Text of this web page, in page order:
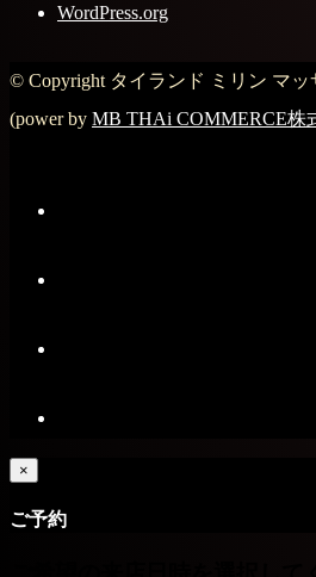
WordPress.org
© Copyright タイランド ミリン マッ
(power by MB THAi COMMERCE株
×
ご予約